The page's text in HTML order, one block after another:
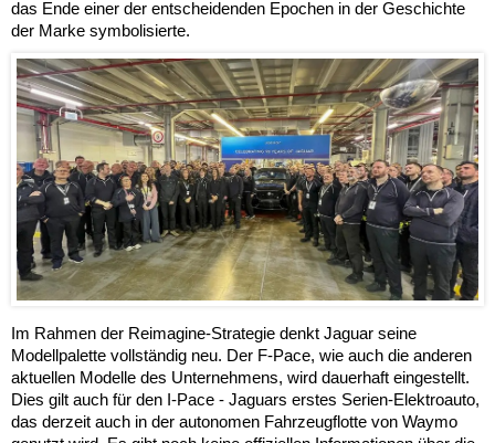
das Ende einer der entscheidenden Epochen in der Geschichte
der Marke symbolisierte.
Im Rahmen der Reimagine-Strategie denkt Jaguar seine
Modellpalette vollständig neu. Der F-Pace, wie auch die anderen
aktuellen Modelle des Unternehmens, wird dauerhaft eingestellt.
Dies gilt auch für den I-Pace - Jaguars erstes Serien-Elektroauto,
das derzeit auch in der autonomen Fahrzeugflotte von Waymo